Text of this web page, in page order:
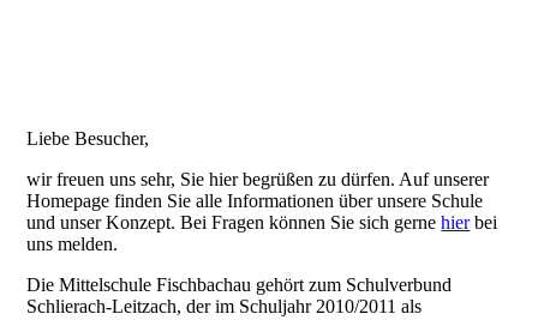
Liebe Besucher,
wir freuen uns sehr, Sie hier begrüßen zu dürfen. Auf unserer
Homepage finden Sie alle Informationen über unsere Schule
und unser Konzept. Bei Fragen können Sie sich gernehierbei
uns melden.
Die Mittelschule Fischbachau gehört zum Schulverbund
Schlierach-Leitzach, der im Schuljahr 2010/2011 als